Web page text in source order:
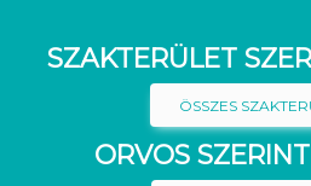
SZAKTERÜLET
ÖSSZES
ORVOS